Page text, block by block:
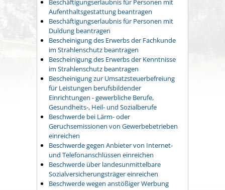
Beschäftigungserlaubnis für Personen mit
Aufenthaltsgestattung beantragen
Beschäftigungserlaubnis für Personen mit
Duldung beantragen
Bescheinigung des Erwerbs der Fachkunde
im Strahlenschutz beantragen
Bescheinigung des Erwerbs der Kenntnisse
im Strahlenschutz beantragen
Bescheinigung zur Umsatzsteuerbefreiung
für Leistungen berufsbildender
Einrichtungen - gewerbliche Berufe,
Gesundheits-, Heil- und Sozialberufe
Beschwerde bei Lärm- oder
Geruchsemissionen von Gewerbebetrieben
einreichen
Beschwerde gegen Anbieter von Internet-
und Telefonanschlüssen einreichen
Beschwerde über landesunmittelbare
Sozialversicherungsträger einreichen
Beschwerde wegen anstößiger Werbung